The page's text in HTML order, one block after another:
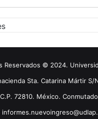
Reservados © 2024.
Sta. Catarina Mártir S/
72810. México.